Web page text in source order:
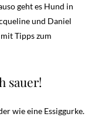
geht es Hund in
und Daniel
Tipps zum
sauer!
wie eine Essiggurke.